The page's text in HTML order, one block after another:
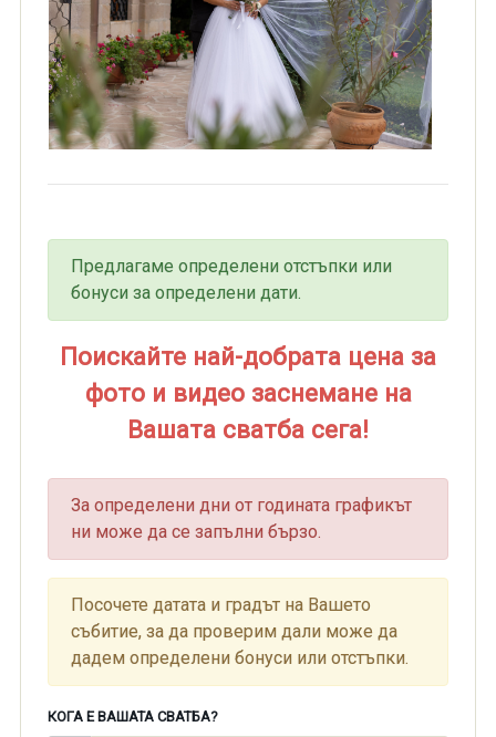
Предлагаме определени отстъпки или
бонуси за определени дати.
Поискайте най-добрата цена за
фото и видео заснемане на
Вашата сватба сега!
За определени дни от годината графикът
ни може да се запълни бързо.
Посочете датата и градът на Вашето
събитие, за да проверим дали може да
дадем определени бонуси или отстъпки.
КОГА Е ВАШАТА СВАТБА?